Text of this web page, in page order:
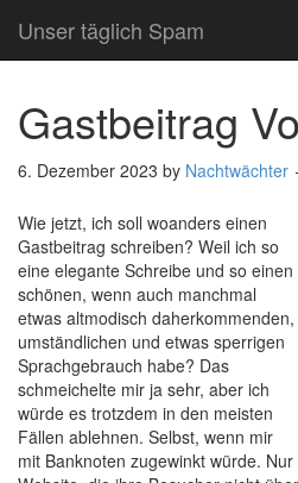
Unser täglich Spam
Gastbeitrag
6. Dezember 2023 by Nachtwächter
Wie jetzt, ich soll woanders einen
Gastbeitrag schreiben? Weil ich so
eine elegante Schreibe und so einen
schönen, wenn auch manchmal
etwas altmodisch daherkommenden,
umständlichen und etwas sperrigen
Sprachgebrauch habe? Das
schmeichelte mir ja sehr, aber ich
würde es trotzdem in den meisten
Fällen ablehnen. Selbst, wenn mir
mit Banknoten zugewinkt würde.